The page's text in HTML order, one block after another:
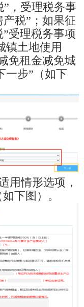
，受理税务事
税”；如果征
受理税务事项
镇土地使用
免租金减免城
一步”（如下
用情形选项，
下图）。